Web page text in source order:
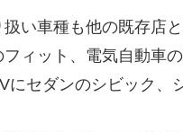
扱い車種も他の既存店
フィット、電気自動車
にセダンのシビック、